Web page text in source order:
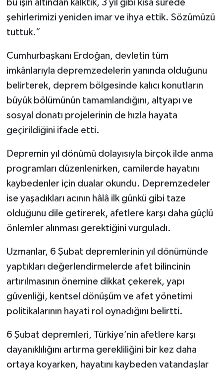
bu işin altından kalktık, 3 yıl gibi kısa sürede
şehirlerimizi yeniden imar ve ihya ettik. Sözümüzü
tuttuk.”
Cumhurbaşkanı Erdoğan, devletin tüm
imkânlarıyla depremzedelerin yanında olduğunu
belirterek, deprem bölgesinde kalıcı konutların
büyük bölümünün tamamlandığını, altyapı ve
sosyal donatı projelerinin de hızla hayata
geçirildiğini ifade etti.
Depremin yıl dönümü dolayısıyla birçok ilde anma
programları düzenlenirken, camilerde hayatını
kaybedenler için dualar okundu. Depremzedeler
ise yaşadıkları acının hâlâ ilk günkü gibi taze
olduğunu dile getirerek, afetlere karşı daha güçlü
önlemler alınması gerektiğini vurguladı.
Uzmanlar, 6 Şubat depremlerinin yıl dönümünde
yaptıkları değerlendirmelerde afet bilincinin
artırılmasının önemine dikkat çekerek, yapı
güvenliği, kentsel dönüşüm ve afet yönetimi
politikalarının hayati rol oynadığını belirtti.
6 Şubat depremleri, Türkiye’nin afetlere karşı
dayanıklılığını artırma gerekliliğini bir kez daha
ortaya koyarken, hayatını kaybeden vatandaşlar